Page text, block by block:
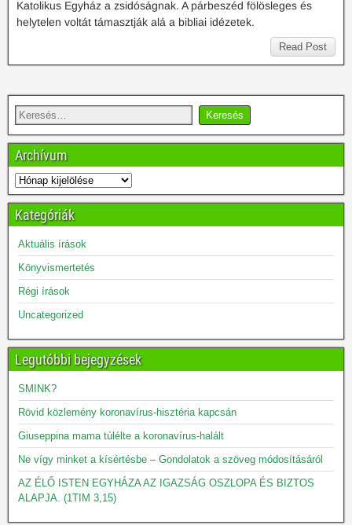
Katolikus Egyház a zsidóságnak. A párbeszéd fölösleges és
helytelen voltát támasztják alá a bibliai idézetek.
Read Post
Archívum
Kategóriák
Aktuális írások
Könyvismertetés
Régi írások
Uncategorized
Legutóbbi bejegyzések
SMINK?
Rövid közlemény koronavírus-hisztéria kapcsán
Giuseppina mama túlélte a koronavírus-halált
Ne vígy minket a kísértésbe – Gondolatok a szöveg módosításáról
AZ ÉLŐ ISTEN EGYHÁZA AZ IGAZSÁG OSZLOPA ÉS BIZTOS
ALAPJA. (1TIM 3,15)